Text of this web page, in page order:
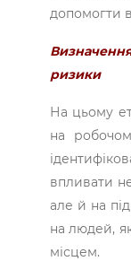
допомогти
ризики
На цьому
на
впливати
але й на
на людей,
місцем.